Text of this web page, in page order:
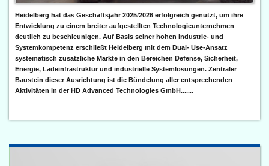
Heidelberg hat das Geschäftsjahr 2025/2026 erfolgreich genutzt, um ihre
Entwicklung zu einem breiter aufgestellten Technologieunternehmen
deutlich zu beschleunigen. Auf Basis seiner hohen Industrie- und
Systemkompetenz erschließt Heidelberg mit dem Dual- Use-Ansatz
systematisch zusätzliche Märkte in den Bereichen Defense, Sicherheit,
Energie, Ladeinfrastruktur und industrielle Systemlösungen. Zentraler
Baustein dieser Ausrichtung ist die Bündelung aller entsprechenden
Aktivitäten in der HD Advanced Technologies GmbH.......